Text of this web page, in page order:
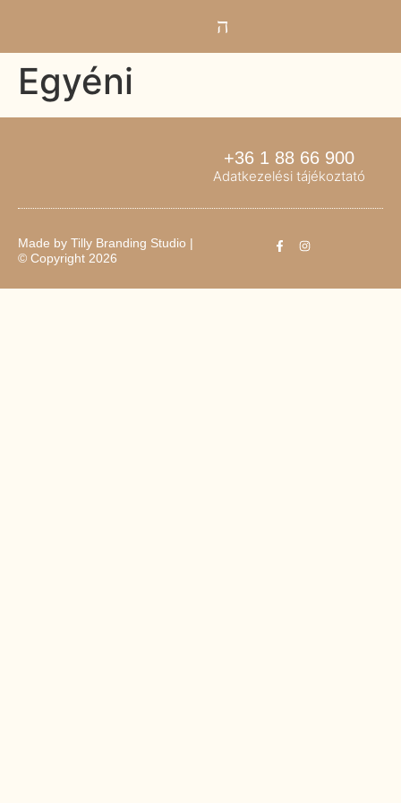
Egyéni
+36 1 88 66 900
Adatkezelési tájékoztató
Made by Tilly Branding Studio |
© Copyright 2026